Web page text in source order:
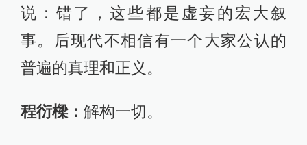
说：错了，这些都是虚妄的宏大叙
事。后现代不相信有一个大家公认的
普遍的真理和正义。
程衍樑： 解构一切。